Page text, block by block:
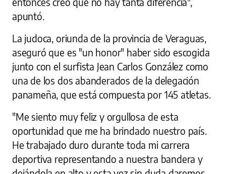
apuntó.
La judoca, oriunda de la provincia de Veraguas,
aseguró que es "un honor" haber sido escogida
junto con el surfista Jean Carlos González como
una de los dos abanderados de la delegación
panameña, que está compuesta por 145 atletas.
"Me siento muy feliz y orgullosa de esta
oportunidad que me ha brindado nuestro país.
He trabajado duro durante toda mi carrera
deportiva representando a nuestra bandera y